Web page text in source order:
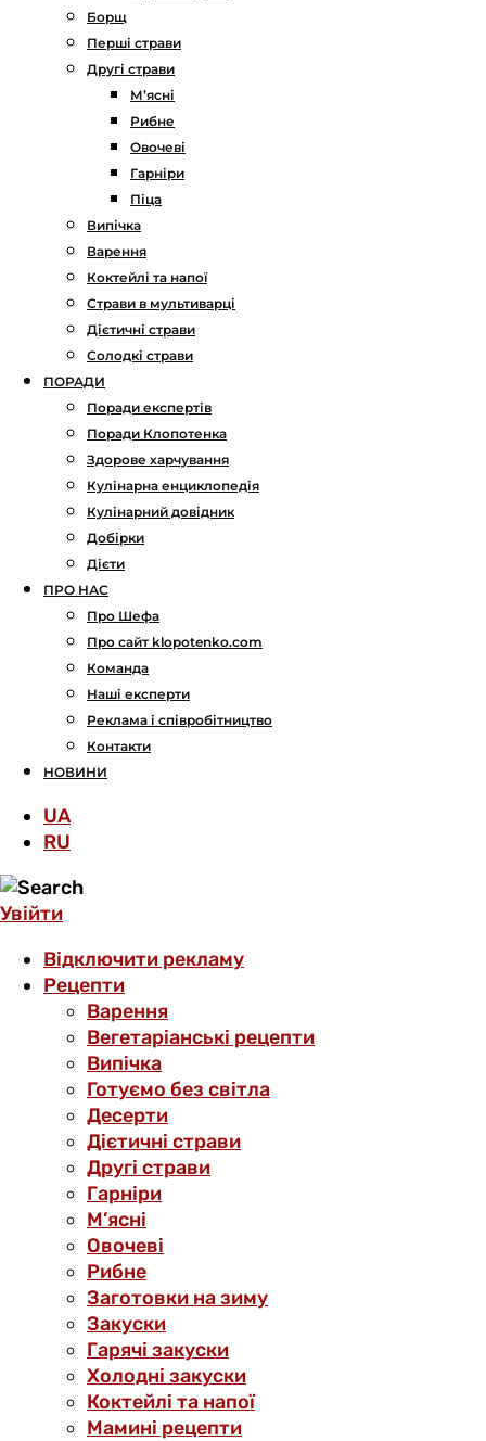
Борщ
Перші страви
Другі страви
М’ясні
Рибне
Овочеві
Гарніри
Піца
Випічка
Варення
Коктейлі та напої
Страви в мультиварці
Дієтичні страви
Солодкі страви
ПОРАДИ
Поради експертів
Поради Клопотенка
Здорове харчування
Кулінарна енциклопедія
Кулінарний довідник
Добірки
Дієти
ПРО НАС
Про Шефа
Про сайт klopotenko.com
Команда
Наші експерти
Реклама і співробітництво
Контакти
НОВИНИ
UA
RU
Увійти
Відключити рекламу
Рецепти
Варення
Вегетаріанські рецепти
Випічка
Готуємо без світла
Десерти
Дієтичні страви
Другі страви
Гарніри
М’ясні
Овочеві
Рибне
Заготовки на зиму
Закуски
Гарячі закуски
Холодні закуски
Коктейлі та напої
Мамині рецепти